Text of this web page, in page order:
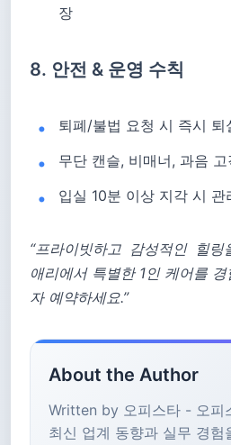
장
8. 안전 & 운영 수칙
퇴폐/불법 요청 시 즉시 퇴
무단 캔슬, 비매너, 과음
입실 10분 이상 지각 시
“프라이빗하고 감성적인 힐
애리에서 특별한 1인 케어를
자 예약하세요.”
About the Author
Written by 오피스타 - 오피
최신 업계 동향과 실무 경험